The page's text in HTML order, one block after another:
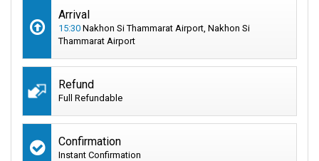
Arrival
15:30 Nakhon Si Thammarat Airport, Nakhon Si
Thammarat Airport
Refund
Full Refundable
Confirmation
Instant Confirmation